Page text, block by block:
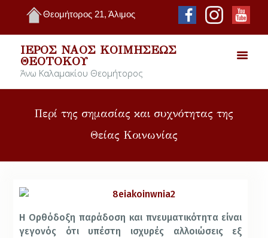
Θεομήτορος 21, Άλιμος
ΙΕΡΌΣ ΝΑΌΣ ΚΟΙΜΉΣΕΩΣ
ΘΕΟΤΌΚΟΥ
Άνω Καλαμακίου Θεομήτορος
Περί της σημασίας και συχνότητας της
Θείας Κοινωνίας
Η Ορθόδοξη παράδοση και πνευματικότητα είναι
γεγονός ότι υπέστη ισχυρές αλλοιώσεις εξ